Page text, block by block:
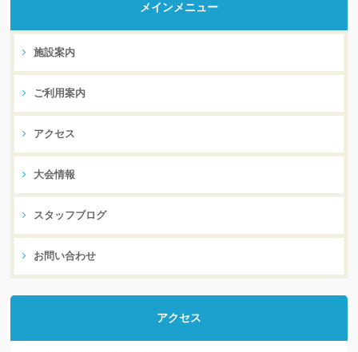
メインメニュー
施設案内
ご利用案内
アクセス
大会情報
スタッフブログ
お問い合わせ
アクセス